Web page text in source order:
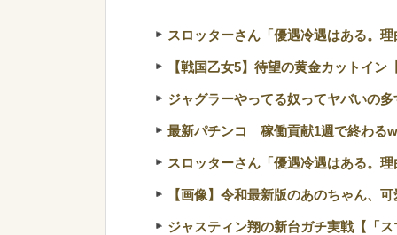
スロッターさん「優遇冷遇はある。
【戦国乙女5】待望の黄金カットイン
ジャグラーやってる奴ってヤバいの
最新パチンコ 稼働貢献1週で終わる
スロッターさん「優遇冷遇はある。
【画像】令和最新版のあのちゃん、
ジャスティン翔の新台ガチ実戦【「